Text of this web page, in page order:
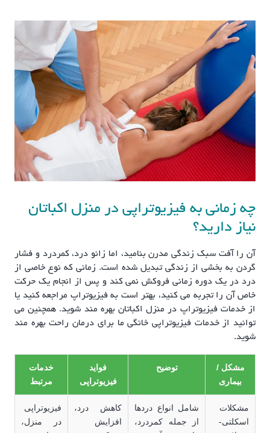
چه زمانی به فیزیوتراپی در منزل اکباتان
نیاز دارید؟
آن را آفت سبک زندگی مدرن بنامید، اما زانو درد، کمردرد و فشار
گردن به بخشی از زندگی تبدیل شده است. زمانی که نوع خاصی از
درد در یک دوره زمانی فروکش نمی کند و پس از انجام یک حرکت
خاص آن را تجربه می کنید، بهتر است به فیزیوتراپ مراجعه کنید یا
از خدمات فیزیوتراپ در منزل اکباتان بهره مند شوید. همچنین می
توانید از خدمات فیزیوتراپی خانگی ما برای درمان راحت بهره مند
شوید.
مشکل /
بیماری
توضیح
فواید
فیزیوتراپی
خدمات
مرتبط
مشکلات
اسکلتی-
شامل انواع دردها
از جمله کمردرد،
کاهش درد،
افزایش
فیزیوتراپی
در منزل،